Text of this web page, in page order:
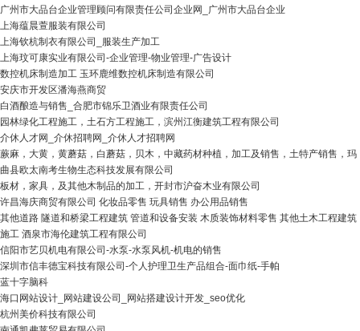
广州市大品台企业管理顾问有限责任公司企业网_广州市大品台企业
上海蕴晨萱服装有限公司
上海钦杭制衣有限公司_服装生产加工
上海玟可康实业有限公司-企业管理-物业管理-广告设计
数控机床制造加工 玉环鹿维数控机床制造有限公司
安庆市开发区潘海燕商贸
白酒酿造与销售_合肥市锦乐卫酒业有限责任公司
园林绿化工程施工，土石方工程施工，滨州江衡建筑工程有限公司
介休人才网_介休招聘网_介休人才招聘网
蕨麻，大黄，黄蘑菇，白蘑菇，贝木，中藏药材种植，加工及销售，土特产销售，玛
曲县欧太南考生物生态科技发展有限公司
板材，家具，及其他木制品的加工，开封市沪奋木业有限公司
许昌海庆商贸有限公司 化妆品零售 玩具销售 办公用品销售
其他道路 隧道和桥梁工程建筑 管道和设备安装 木质装饰材料零售 其他土木工程建筑
施工 酒泉市海伦建筑工程有限公司
信阳市艺贝机电有限公司-水泵-水泵风机-机电的销售
深圳市信丰德宝科技有限公司-个人护理卫生产品组合-面巾纸-手帕
蓝十字脑科
海口网站设计_网站建设公司_网站搭建设计开发_seo优化
杭州美价科技有限公司